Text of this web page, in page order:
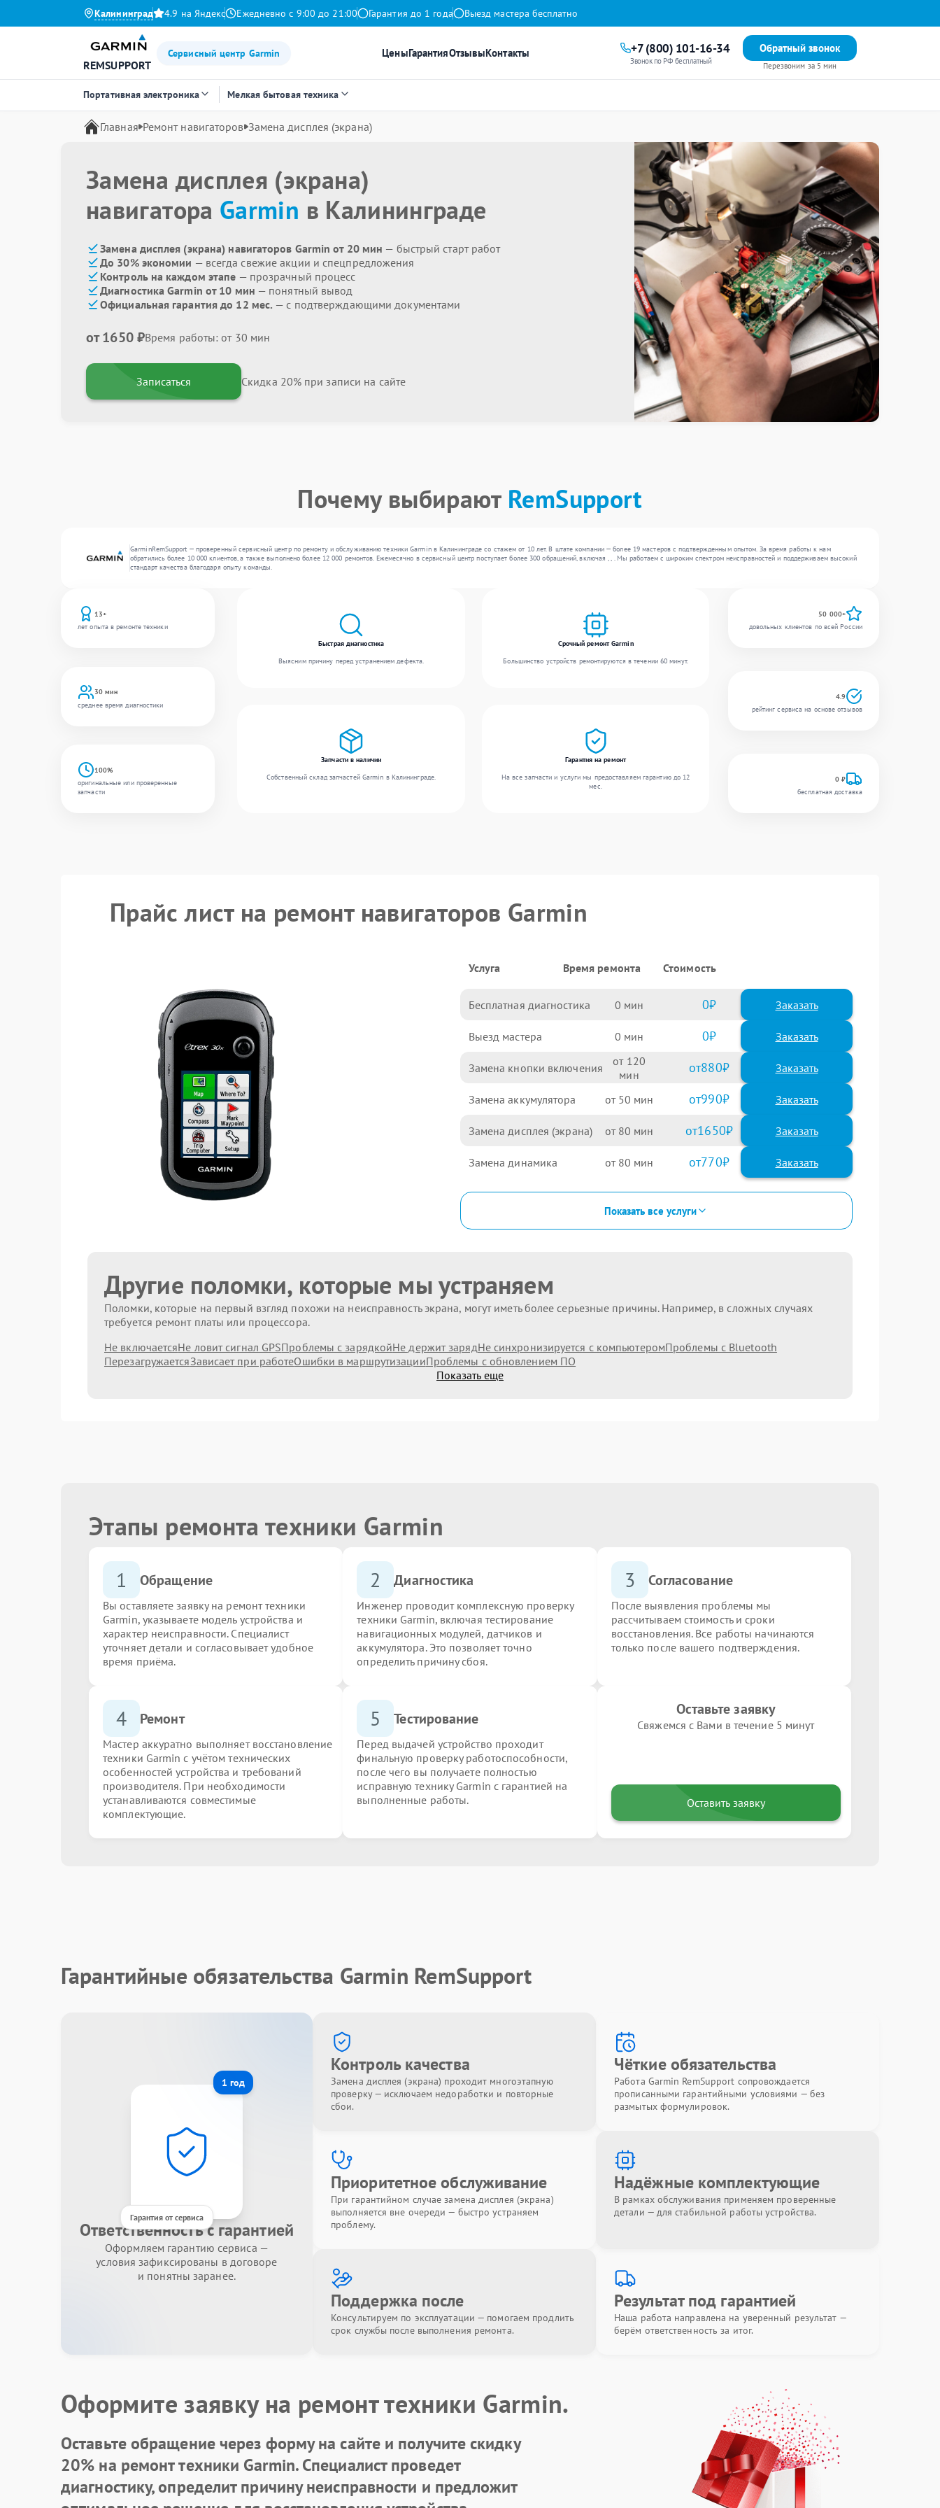
Калининград 4.9 на Яндекс Ежедневно с 9:00 до 21:00 Гарантия до 1 года Выезд мастера бесплатно
REMSUPPORT
Сервисный центр Garmin ЦеныГарантияОтзывыКонтакты +7 (800) 101-16-34
Звонок по РФ бесплатный
Обратный звонок
Перезвоним за 5 мин
Портативная электроника Мелкая бытовая техника
Главная Ремонт навигаторов Замена дисплея (экрана)
Замена дисплея (экрана)
навигатора Garmin в Калининграде
Замена дисплея (экрана) навигаторов Garmin от 20 мин — быстрый старт работ
До 30% экономии — всегда свежие акции и спецпредложения
Контроль на каждом этапе — прозрачный процесс
Диагностика Garmin от 10 мин — понятный вывод
Официальная гарантия до 12 мес. — с подтверждающими документами
от 1650 ₽Время работы: от 30 мин
Записаться Скидка 20% при записи на сайте
Почему выбирают RemSupport
GarminRemSupport — проверенный сервисный центр по ремонту и обслуживанию техники Garmin в Калининграде со стажем от 10 лет. В штате компании — более 19 мастеров с подтвержденным опытом. За время работы к нам
обратились более 10 000 клиентов, а также выполнено более 12 000 ремонтов. Ежемесячно в сервисный центр поступает более 300 обращений, включая , , . Мы работаем с широким спектром неисправностей и поддерживаем высокий
стандарт качества благодаря опыту команды.
13+
лет опыта в ремонте техники
30 мин
среднее время диагностики
100%
оригинальные или проверенные
запчасти
Быстрая диагностика
Выясним причину перед устранением дефекта.
Срочный ремонт Garmin
Большинство устройств ремонтируются в течении 60 минут.
Запчасти в наличии
Собственный склад запчастей Garmin в Калининграде.
Гарантия на ремонт
На все запчасти и услуги мы предоставляем гарантию до 12
мес.
50 000+
довольных клиентов по всей России
4.9
рейтинг сервиса на основе отзывов
0 ₽
бесплатная доставка
Прайс лист на ремонт навигаторов Garmin
Услуга Время ремонта Стоимость
Бесплатная диагностика 0 0 Заказать
Выезд мастера 0 0 Заказать
Замена кнопки включения 120 880
Замена аккумулятора 50 990
Замена дисплея (экрана) 80 1650
Замена динамика 80 770
Показать все услуги
Другие поломки, которые мы устраняем
Поломки, которые на первый взгляд похожи на неисправность экрана, могут иметь более серьезные причины. Например, в сложных случаях
требуется ремонт платы или процессора.
Не включаетсяНе ловит сигнал GPSПроблемы с зарядкойНе держит зарядНе синхронизируется с компьютеромПроблемы с Bluetooth
ПерезагружаетсяЗависает при работеОшибки в маршрутизацииПроблемы с обновлением ПО
Показать еще
Этапы ремонта техники Garmin
1 Обращение
Вы оставляете заявку на ремонт техники
Garmin, указываете модель устройства и
характер неисправности. Специалист
уточняет детали и согласовывает удобное
время приёма.
2 Диагностика
Инженер проводит комплексную проверку
техники Garmin, включая тестирование
навигационных модулей, датчиков и
аккумулятора. Это позволяет точно
определить причину сбоя.
3 Согласование
После выявления проблемы мы
рассчитываем стоимость и сроки
восстановления. Все работы начинаются
только после вашего подтверждения.
4 Ремонт
Мастер аккуратно выполняет восстановление
техники Garmin с учётом технических
особенностей устройства и требований
производителя. При необходимости
устанавливаются совместимые
комплектующие.
5 Тестирование
Перед выдачей устройство проходит
финальную проверку работоспособности,
после чего вы получаете полностью
исправную технику Garmin с гарантией на
выполненные работы.
Оставьте заявку
Свяжемся с Вами в течение 5 минут
Оставить заявку
Гарантийные обязательства Garmin RemSupport
1 год
Гарантия от сервиса
Ответственность с гарантией
Оформляем гарантию сервиса —
условия зафиксированы в договоре
и понятны заранее.
Контроль качества
Замена дисплея (экрана) проходит многоэтапную
проверку — исключаем недоработки и повторные
сбои.
Чёткие обязательства
Работа Garmin RemSupport сопровождается
прописанными гарантийными условиями — без
размытых формулировок.
Приоритетное обслуживание
При гарантийном случае замена дисплея (экрана)
выполняется вне очереди — быстро устраняем
проблему.
Надёжные комплектующие
В рамках обслуживания применяем проверенные
детали — для стабильной работы устройства.
Поддержка после
Консультируем по эксплуатации — помогаем продлить
срок службы после выполнения ремонта.
Результат под гарантией
Наша работа направлена на уверенный результат —
берём ответственность за итог.
Оформите заявку на ремонт техники Garmin.
Оставьте обращение через форму на сайте и получите скидку
20% на ремонт техники Garmin. Специалист проведет
диагностику, определит причину неисправности и предложит